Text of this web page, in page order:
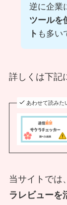
逆に企業
ツールを
ト も多い
詳しくは下記
あわせて読みた
当サイトでは、
ラレビューを